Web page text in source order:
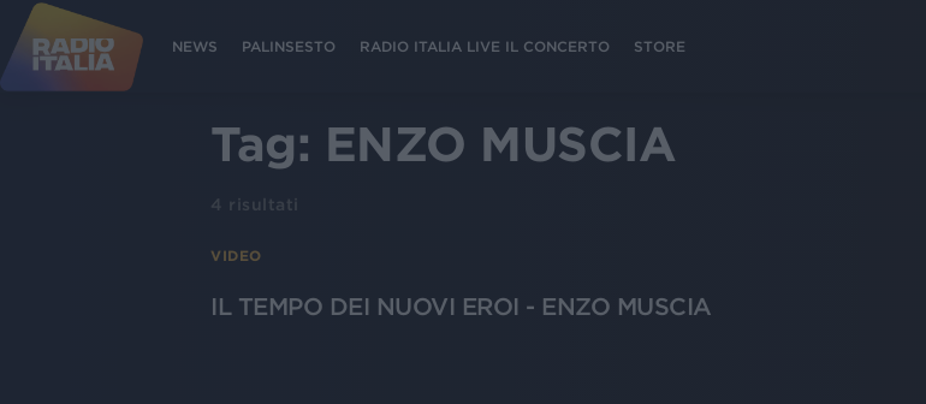
NEWS PALINSESTO RADIO ITALIA LIVE IL CONCERTO STORE
Tag: ENZO MUSCIA
4 risultati
VIDEO
IL TEMPO DEI NUOVI EROI - ENZO MUSCIA